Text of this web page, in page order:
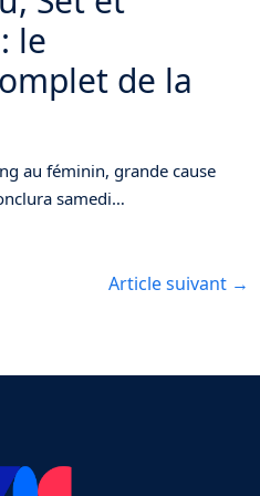
le
de la
au féminin, grande cause
samedi…
Article suivant →